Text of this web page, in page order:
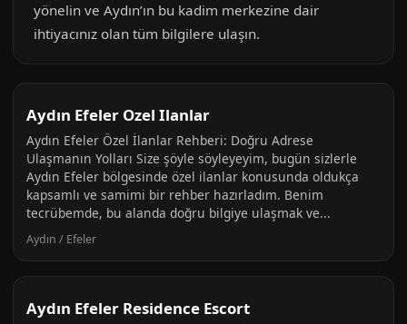
yönelin ve Aydın’ın bu kadim merkezine dair
ihtiyacınız olan tüm bilgilere ulaşın.
Aydın Efeler Ozel Ilanlar
Aydın Efeler Özel İlanlar Rehberi: Doğru Adrese
Ulaşmanın Yolları Size şöyle söyleyeyim, bugün sizlerle
Aydın Efeler bölgesinde özel ilanlar konusunda oldukça
kapsamlı ve samimi bir rehber hazırladım. Benim
tecrübemde, bu alanda doğru bilgiye ulaşmak ve...
Aydın / Efeler
Aydın Efeler Residence Escort